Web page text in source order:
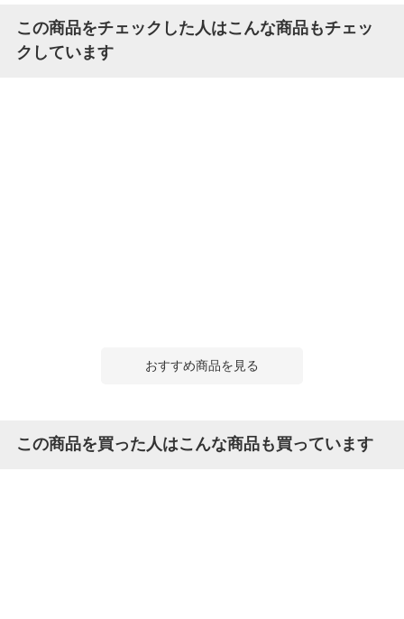
この商品をチェックした人はこんな商品もチェッ
クしています
おすすめ商品を見る
この商品を買った人はこんな商品も買っています